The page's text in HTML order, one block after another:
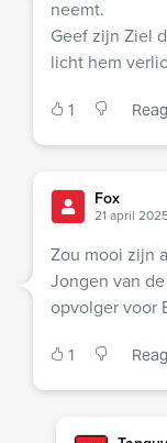
neemt.
Geef zijn Ziel
licht hem
1
Fox
21 april
Zou mooi zijn
Jongen van
opvolger voor
1